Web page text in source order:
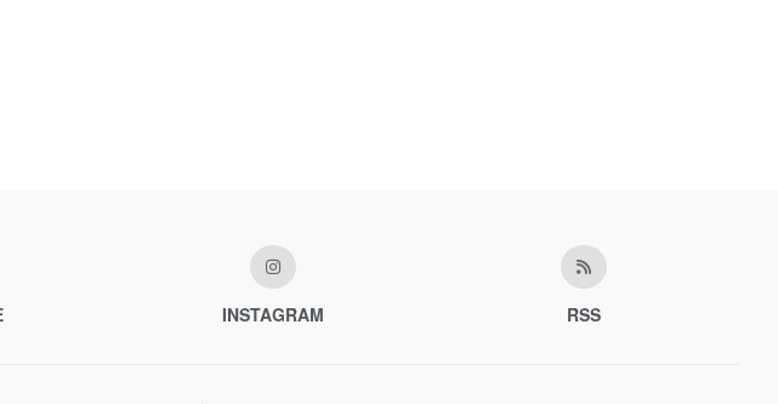
INSTAGRAM RSS